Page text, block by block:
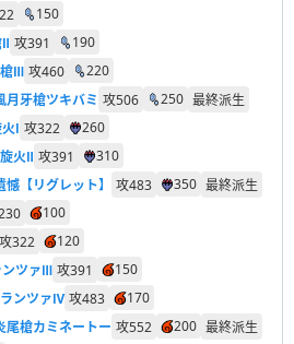
150
攻391
190
Ⅲ 攻460
220
月牙槍ツキバミ 攻506 250 最終派生
Ⅰ 攻322
260
火Ⅱ 攻391
310
憾【リグレット】
攻483 350 最終派生
100
攻322
120
ンツァⅢ 攻391
150
ンツァⅣ 攻483
170
尾槍カミネートー 攻552 200 最終派生